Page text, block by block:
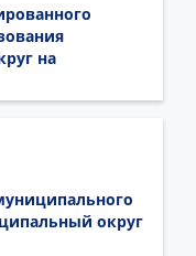
на
округ